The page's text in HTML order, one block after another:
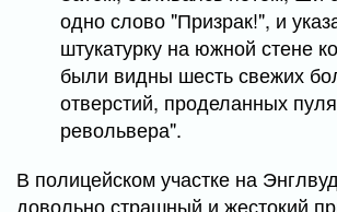
одно слово "Призрак!", и
штукатурку на южной стене
были видны шесть свежих
отверстий, проделанных
револьвера".
В полицейском участке на
довольно страшный и жестокий